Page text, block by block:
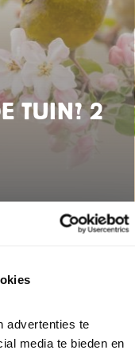
advertenties te
media te bieden en
TUIN? 2